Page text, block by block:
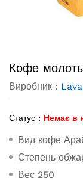
Кофе
Виробник :
Статус : Немає в
Вид кофе
Степень
Вес 250